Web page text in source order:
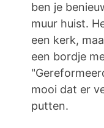
ben je
muur huist.
een kerk,
een bordje
mooi dat er
putten.